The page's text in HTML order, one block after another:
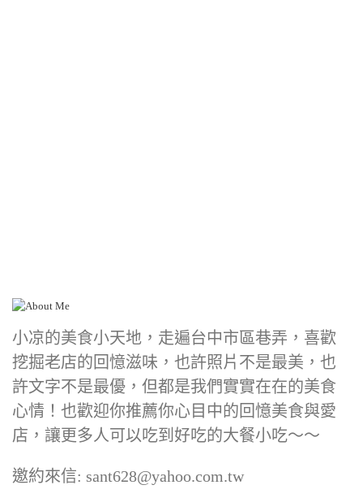
小凉的美食小天地，走遍台中市區巷弄，喜歡
挖掘老店的回憶滋味，也許照片不是最美，也
許文字不是最優，但都是我們實實在在的美食
心情！也歡迎你推薦你心目中的回憶美食與愛
店，讓更多人可以吃到好吃的大餐小吃～～
邀約來信: sant628@yahoo.com.tw